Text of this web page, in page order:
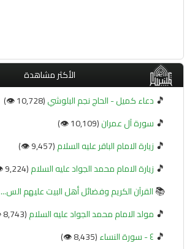
الأكثر مشاهدة
🎵 دعاء كميل - الحاج نجم البلوشي(10,728 👁️)
🎵 سورة آل عمران(10,109 👁️)
🎵 زيارة الامام الباقر عليه السلام(9,457 👁️)
🎵 زيارة الامام محمد الجواد عليه السلام(9,224 👁️)
📚القرآن الكريم وفضائل أهل البيت عليهم الس...
🎵 مولد الامام محمد الجواد عليه السلام(8,743 👁️)
🎵 ٤ - سورة النساء (8,435 👁️)